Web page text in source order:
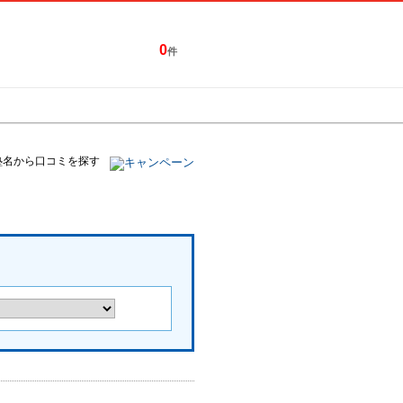
0件
から口コミを探す